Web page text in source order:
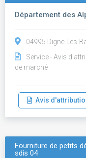
Département des
04995 Digne-Les-
Service - Avis
de marché
Avis
Fourniture de petits
sdis 04